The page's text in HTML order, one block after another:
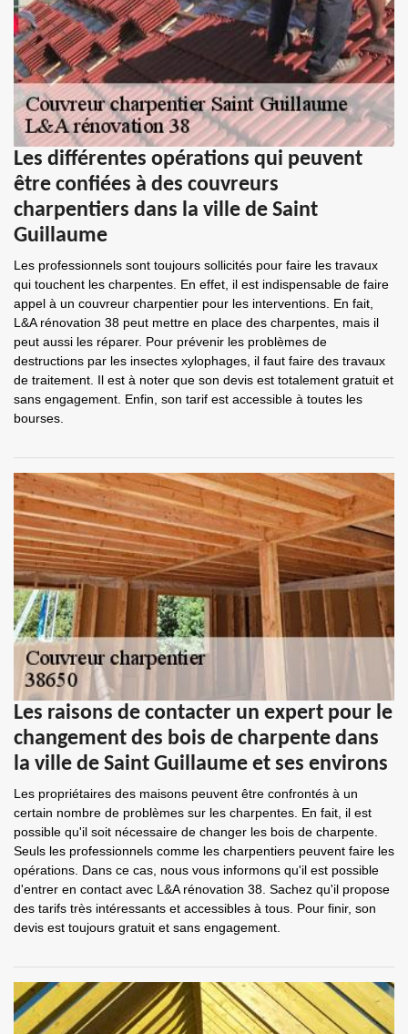
Les différentes opérations qui peuvent
être confiées à des couvreurs
charpentiers dans la ville de Saint
Guillaume
Les professionnels sont toujours sollicités pour faire les travaux
qui touchent les charpentes. En effet, il est indispensable de faire
appel à un couvreur charpentier pour les interventions. En fait,
L&A rénovation 38 peut mettre en place des charpentes, mais il
peut aussi les réparer. Pour prévenir les problèmes de
destructions par les insectes xylophages, il faut faire des travaux
de traitement. Il est à noter que son devis est totalement gratuit et
sans engagement. Enfin, son tarif est accessible à toutes les
bourses.
Les raisons de contacter un expert pour le
changement des bois de charpente dans
la ville de Saint Guillaume et ses environs
Les propriétaires des maisons peuvent être confrontés à un
certain nombre de problèmes sur les charpentes. En fait, il est
possible qu'il soit nécessaire de changer les bois de charpente.
Seuls les professionnels comme les charpentiers peuvent faire les
opérations. Dans ce cas, nous vous informons qu'il est possible
d'entrer en contact avec L&A rénovation 38. Sachez qu'il propose
des tarifs très intéressants et accessibles à tous. Pour finir, son
devis est toujours gratuit et sans engagement.